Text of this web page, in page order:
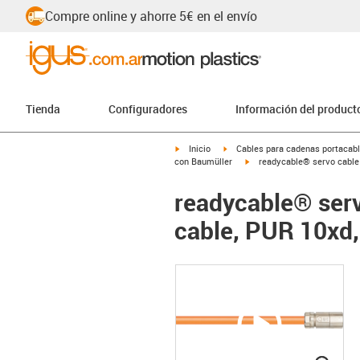
Compre online y ahorre 5€ en el envío
Tienda Configuradores Información del
igus-icon-arrow-right
Inicio igus-icon-arrow-right
Cables para cadenas
con Baumüller
igus-icon-arrow-right
readycable® servo cable
readycable®
cable, PUR